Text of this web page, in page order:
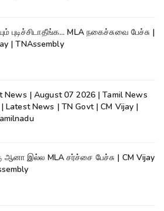
புடிச்சிடாதீங்க... MLA நகைச்சுவை பேச்சு |
| TNAssembly
News | August 07 2026 | Tamil News
Latest News | TN Govt | CM Vijay |
ஆனா இல்ல MLA சர்ச்சை பேச்சு | CM Vijay